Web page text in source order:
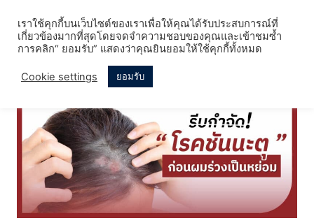
content
เราใช้คุกกี้บนเว็บไซต์ของเราเพื่อให้คุณได้รับประสบการณ์ที่
เกี่ยวข้องมากที่สุดโดยจดจำความชอบของคุณและเข้าชมซ้ำ
การคลิก“ ยอมรับ” แสดงว่าคุณยินยอมให้ใช้คุกกี้ทั้งหมด
Cookie settings ยอมรับ